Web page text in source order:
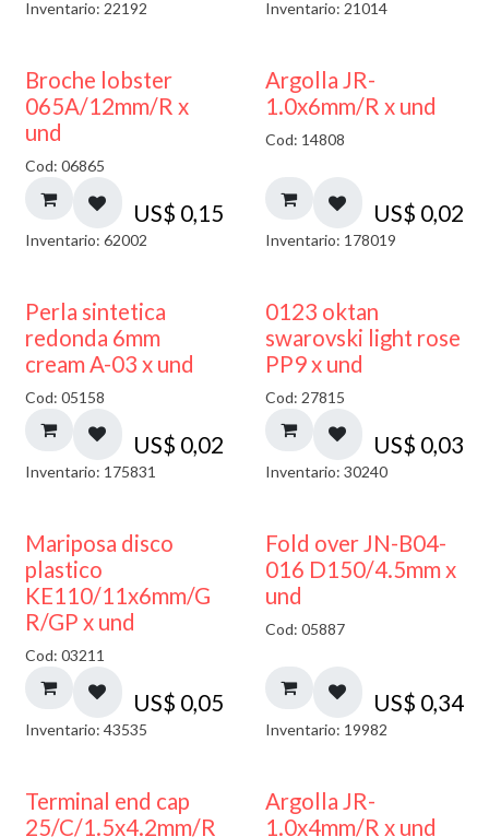
Inventario: 22192 Inventario: 21014
Broche lobster
065A/12mm/R x
und
Cod: 06865
US$ 0,15
Inventario: 62002
Argolla JR-
1.0x6mm/R x und
Cod: 14808
US$ 0,02
Inventario: 178019
Perla sintetica
redonda 6mm
cream A-03 x und
Cod: 05158
US$ 0,02
Inventario: 175831
0123 oktan
swarovski light rose
PP9 x und
Cod: 27815
US$ 0,03
Inventario: 30240
Mariposa disco
plastico
KE110/11x6mm/G
R/GP x und
Cod: 03211
US$ 0,05
Inventario: 43535
Fold over JN-B04-
016 D150/4.5mm x
und
Cod: 05887
US$ 0,34
Inventario: 19982
Terminal end cap
25/C/1.5x4.2mm/R
Argolla JR-
1.0x4mm/R x und